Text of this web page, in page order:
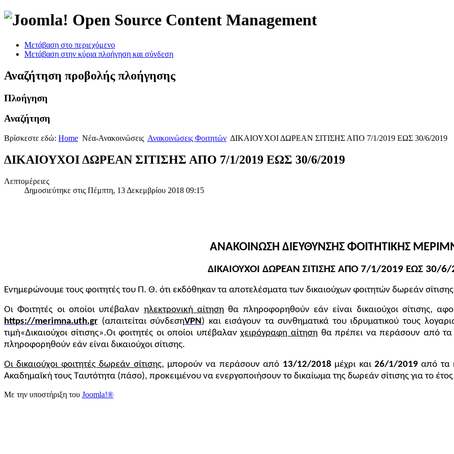
Open Source Content Management
Μετάβαση στο περιεχόμενο
Μετάβαση στην κύρια πλοήγηση και σύνδεση
Αναζήτηση προβολής πλοήγησης
Πλοήγηση
Αναζήτηση
Βρίσκεστε εδώ: Home Νέα-Ανακοινώσεις Ανακοινώσεις Φοιτητών ΔΙΚΑΙΟΥΧΟΙ ΔΩΡΕΑΝ ΣΙΤΙΣΗΣ ΑΠΟ 7/1/2019 ΕΩΣ 30/6/2019
ΔΙΚΑΙΟΥΧΟΙ ΔΩΡΕΑΝ ΣΙΤΙΣΗΣ ΑΠΟ 7/1/2019 ΕΩΣ 30/6/2019
Λεπτομέρειες
Δημοσιεύτηκε στις Πέμπτη, 13 Δεκεμβρίου 2018 09:15
ΑΝΑΚΟΙΝΩΣΗ ΔΙΕΥΘΥΝΣΗΣ ΦΟΙΤΗΤΙΚΗΣ
ΔΙΚΑΙΟΥΧΟΙ ΔΩΡΕΑΝ ΣΙΤΙΣΗΣ ΑΠΟ 7/1/2019 ΕΩΣ 30/6/
Ενημερώνουμε τους φοιτητές του Π. Θ. ότι εκδόθηκαν τα αποτελέσματα των δικαιούχων φοιτητών δωρεάν σίτισης
Οι Φοιτητές οι οποίοι υπέβαλαν ηλεκτρονική αίτησηθα πληροφορηθούν εάν είναι δικαιούχοι σίτισης,
https://merimna.uth.gr (απαιτείται σύνδεσηVPN) και εισάγουν τα συνθηματικά του ιδρυματικού τους
τιμή«Δικαιούχοι σίτισης».Οι φοιτητές οι οποίοι υπέβαλανχειρόγραφη αίτηση θα πρέπει να περάσουν από τα
πληροφορηθούν εάν είναι δικαιούχοι σίτισης.
Οι δικαιούχοι φοιτητές δωρεάν σίτισης, μπορούν να περάσουν από 13/12/2018 μέχρι και 26/1/2019από τα
Ακαδημαϊκή τους Ταυτότητα (πάσο), προκειμένου να ενεργοποιήσουν το δικαίωμα της δωρεάν σίτισης για το
Με την υποστήριξη του Joomla!®